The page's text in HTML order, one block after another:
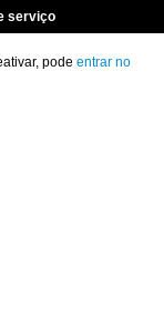
serviço
pode entrar no